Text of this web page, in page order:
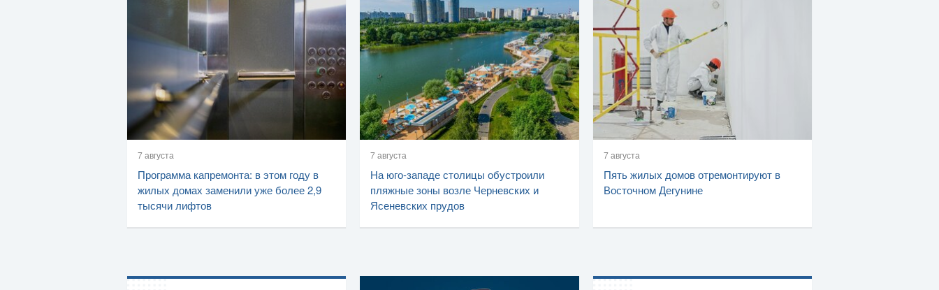
7 августа
Программа капремонта: в этом году в
жилых домах заменили уже более 2,9
тысячи лифтов
7 августа
На юго-западе столицы обустроили
пляжные зоны возле Черневских и
Ясеневских прудов
7 августа
Пять жилых домов отремонтируют в
Восточном Дегунине